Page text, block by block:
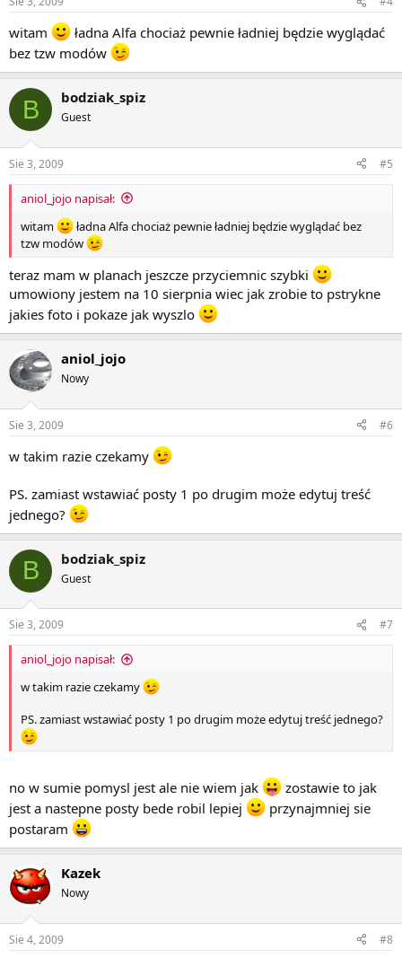
witam
ładna Alfa chociaż pewnie ładniej będzie wyglądać
bez tzw modów
B bodziak_spiz
Guest
Sie 3, 2009 #5
aniol_jojo napisał:
witam
ładna Alfa chociaż pewnie ładniej będzie wyglądać bez
tzw modów
teraz mam w planach jeszcze przyciemnic szybki
umowiony jestem na 10 sierpnia wiec jak zrobie to pstrykne
jakies foto i pokaze jak wyszlo
aniol_jojo
Nowy
Sie 3, 2009 #6
w takim razie czekamy
PS. zamiast wstawiać posty 1 po drugim może edytuj treść
jednego?
B bodziak_spiz
Guest
Sie 3, 2009 #7
aniol_jojo napisał:
w takim razie czekamy
PS. zamiast wstawiać posty 1 po drugim może edytuj treść jednego?
no w sumie pomysl jest ale nie wiem jak
zostawie to jak
jest a nastepne posty bede robil lepiej
przynajmniej sie
postaram
Kazek
Nowy
Sie 4, 2009 #8